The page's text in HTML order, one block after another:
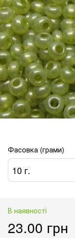
Фасовка (грами)
10 г.
В наявності
23.00 грн